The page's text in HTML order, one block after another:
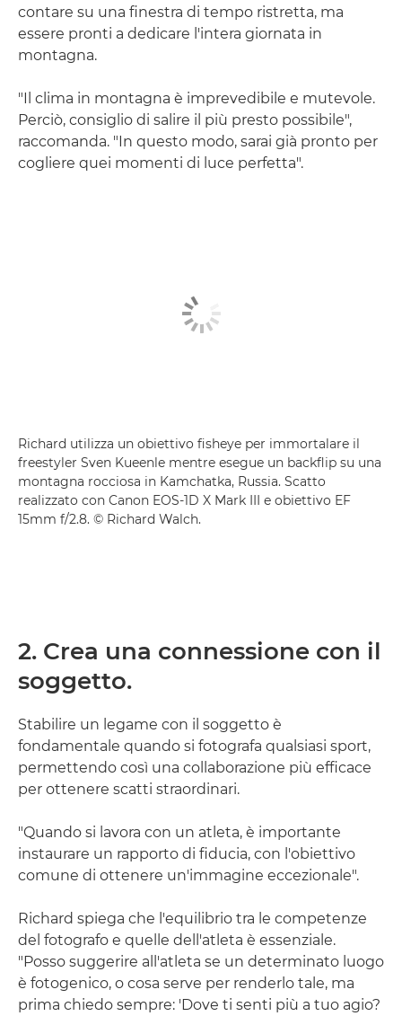
contare su una finestra di tempo ristretta, ma
essere pronti a dedicare l'intera giornata in
montagna.
"Il clima in montagna è imprevedibile e mutevole.
Perciò, consiglio di salire il più presto possibile",
raccomanda. "In questo modo, sarai già pronto per
cogliere quei momenti di luce perfetta".
Richard utilizza un obiettivo fisheye per immortalare il
freestyler Sven Kueenle mentre esegue un backflip su una
montagna rocciosa in Kamchatka, Russia. Scatto
realizzato con Canon EOS-1D X Mark III e obiettivo EF
15mm f/2.8. © Richard Walch.
2. Crea una connessione con il
soggetto.
Stabilire un legame con il soggetto è
fondamentale quando si fotografa qualsiasi sport,
permettendo così una collaborazione più efficace
per ottenere scatti straordinari.
"Quando si lavora con un atleta, è importante
instaurare un rapporto di fiducia, con l'obiettivo
comune di ottenere un'immagine eccezionale".
Richard spiega che l'equilibrio tra le competenze
del fotografo e quelle dell'atleta è essenziale.
"Posso suggerire all'atleta se un determinato luogo
è fotogenico, o cosa serve per renderlo tale, ma
prima chiedo sempre: 'Dove ti senti più a tuo agio?